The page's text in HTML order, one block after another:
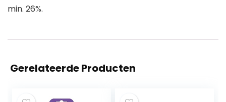
min. 26%.
Gerelateerde Producten